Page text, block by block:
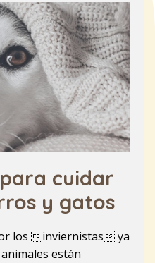
cuidar
y gatos
los inviernistas ya
están